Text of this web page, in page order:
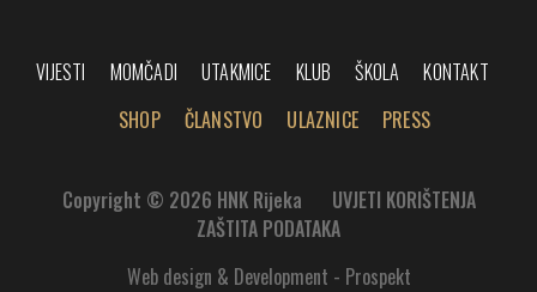
VIJESTI MOMČADI UTAKMICE KLUB ŠKOLA
KONTAKT
SHOP
ČLANSTVO ULAZNICE PRESS
Copyright © 2026 HNK Rijeka
UVJETI KORIŠTENJA
ZAŠTITA PODATAKA
Web design & Development - Prospekt